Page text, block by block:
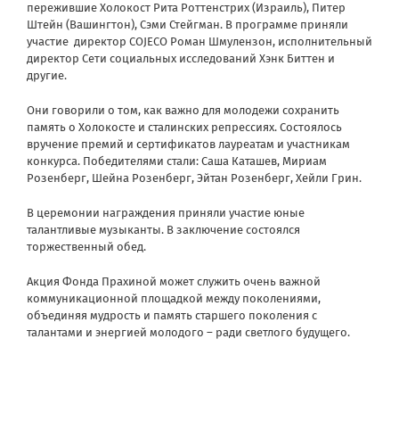
пережившие Холокост Рита Роттенстрих (Израиль), Питер
Штейн (Вашингтон), Сэми Стейгман. В программе приняли
участие директор СOJECO Роман Шмулензон, исполнительный
директор Сети социальных исследований Хэнк Биттен и
другие.
Они говорили о том, как важно для молодежи сохранить
память о Холокосте и сталинских репрессиях. Состоялось
вручение премий и сертификатов лауреатам и участникам
конкурса. Победителями стали: Саша Каташев, Мириам
Розенберг, Шейна Розенберг, Эйтан Розенберг, Хейли Грин.
В церемонии награждения приняли участие юные
талантливые музыканты. В заключение состоялся
торжественный обед.
Акция Фонда Прахиной может служить очень важной
коммуникационной площадкой между поколениями,
объединяя мудрость и память старшего поколения с
талантами и энергией молодого – ради светлого будущего.